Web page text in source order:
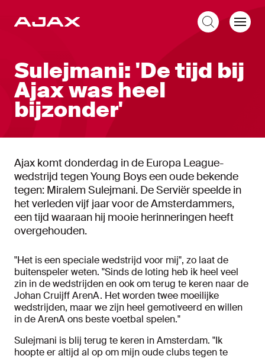
Sulejmani: 'De tijd bij
Ajax was heel
bijzonder'
Ajax komt donderdag in de Europa League-
wedstrijd tegen Young Boys een oude bekende
tegen: Miralem Sulejmani. De Serviër speelde in
het verleden vijf jaar voor de Amsterdammers,
een tijd waaraan hij mooie herinneringen heeft
overgehouden.
"Het is een speciale wedstrijd voor mij", zo laat de
buitenspeler weten. "Sinds de loting heb ik heel veel
zin in de wedstrijden en ook om terug te keren naar de
Johan Cruijff ArenA. Het worden twee moeilijke
wedstrijden, maar we zijn heel gemotiveerd en willen
in de ArenA ons beste voetbal spelen."
Sulejmani is blij terug te keren in Amsterdam. "Ik
hoopte er altijd al op om mijn oude clubs tegen te